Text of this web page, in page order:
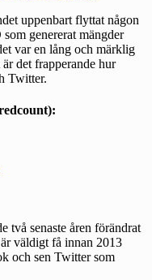
uppenbart flyttat någon
genererat mängder
var en lång och märklig
det frapperande hur
Twitter.
två senaste åren förändrat
väldigt få innan 2013
och sen Twitter som